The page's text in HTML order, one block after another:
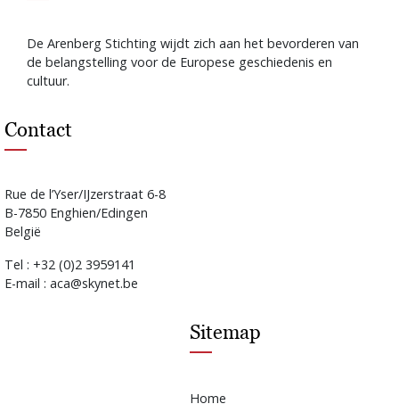
De Arenberg Stichting wijdt zich aan het bevorderen van
de belangstelling voor de Europese geschiedenis en
cultuur.
Contact
Rue de l’Yser/IJzerstraat 6-8
B-7850 Enghien/Edingen
België
Tel : +32 (0)2 3959141
E-mail : aca@skynet.be
Sitemap
Home